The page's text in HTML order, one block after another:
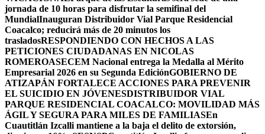
jornada de 10 horas para disfrutar la semifinal del
MundialInauguran Distribuidor Vial Parque Residencial
Coacalco; reducirá más de 20 minutos los
trasladosRESPONDIENDO CON HECHOS A LAS
PETICIONES CIUDADANAS EN NICOLAS
ROMEROASECEM Nacional entrega la Medalla al Mérito
Empresarial 2026 en su Segunda EdiciónGOBIERNO DE
ATIZAPÁN FORTALECE ACCIONES PARA PREVENIR
EL SUICIDIO EN JÓVENESDISTRIBUIDOR VIAL
PARQUE RESIDENCIAL COACALCO: MOVILIDAD MÁS
ÁGIL Y SEGURA PARA MILES DE FAMILIASEn
Cuautitlán Izcalli mantiene a la baja el delito de extorsión,